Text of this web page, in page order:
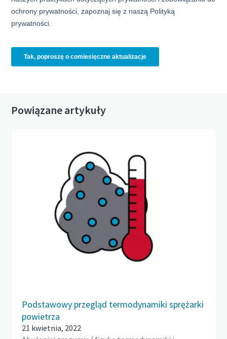
Powiązane artykuły
Podstawowy przegląd termodynamiki sprężarki
powietrza
21 kwietnia, 2022